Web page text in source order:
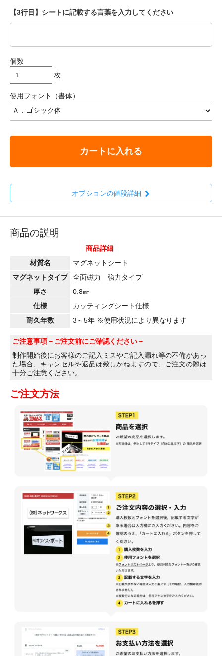
【3行目】シートに記載する言葉を入力してください
個数
枚
使用フォント（書体）
カートに入れる
オプションの値段詳細
商品の説明
商品詳細
材質名
マグネットシート
マグネットタイプ
全面磁力 強力タイプ
厚さ
0.8㎜
仕様
カッティングシート仕様
耐久年数
3～5年 ※使用状況により異なります
ご注意事項 －ご注文前にご確認ください－
制作開始後にお客様のご記入ミスやご記入漏れ等の不備があっ
た場合、キャンセルや返品は致しかねますので、ご注文の際は
十分ご注意ください。
ご注文方法